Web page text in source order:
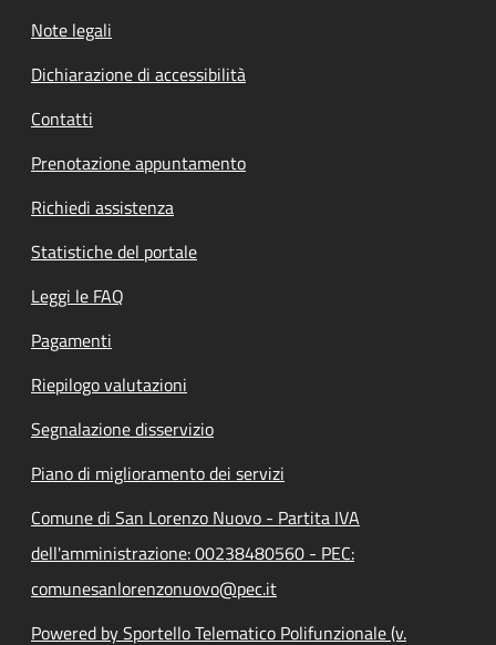
Note legali
Dichiarazione di accessibilità
Contatti
Prenotazione appuntamento
Richiedi assistenza
Statistiche del portale
Leggi le FAQ
Pagamenti
Riepilogo valutazioni
Segnalazione disservizio
Piano di miglioramento dei servizi
Comune di San Lorenzo Nuovo - Partita IVA
dell'amministrazione: 00238480560 - PEC:
comunesanlorenzonuovo@pec.it
Powered by Sportello Telematico Polifunzionale (v.